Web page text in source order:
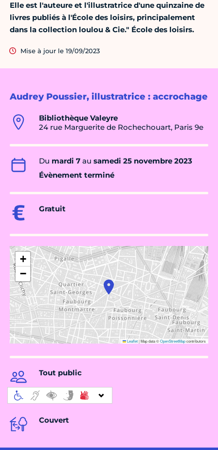
Audrey Poussier, illustratrice : accrochage
Bibliothèque Valeyre
24 rue Marguerite de Rochechouart, Paris 9e
Du mardi 7 au samedi 25 novembre 2023
Évènement terminé
Gratuit
+
−
Leaflet|Map data ©OpenStreetMapcontributors
Tout public
Couvert
Elle est l'auteure et l'illustratrice d'une quinzaine de
livres publiés à l'École des loisirs, principalement
dans la collection loulou & Cie." École des loisirs.
Mise à jour le 19/09/2023